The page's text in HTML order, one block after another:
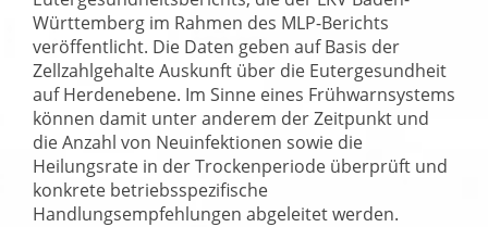
Württemberg im Rahmen des MLP-Berichts
veröffentlicht. Die Daten geben auf Basis der
Zellzahlgehalte Auskunft über die Eutergesundheit
auf Herdenebene. Im Sinne eines Frühwarnsystems
können damit unter anderem der Zeitpunkt und
die Anzahl von Neuinfektionen sowie die
Heilungsrate in der Trockenperiode überprüft und
konkrete betriebsspezifische
Handlungsempfehlungen abgeleitet werden.